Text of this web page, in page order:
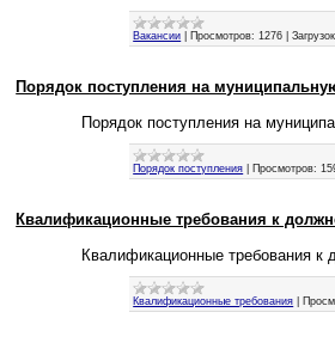
Вакансии Просмотров: 1276 |
Порядок поступления на
Порядок поступления на
Порядок поступления Просмотров:
Квалификационные требования к
Квалификационные требования
Квалификационные требования